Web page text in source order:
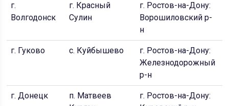
г.
Волгодонск
г. Красный
Сулин
г. Ростов-на-Дону:
Ворошиловский р-
н
г. Гуково с. Куйбышево
г. Ростов-на-Дону:
Железнодорожный
р-н
г. Донецк
п. Матвеев
г. Ростов-на-Дону: